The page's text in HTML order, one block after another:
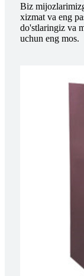
Biz
xizmat va eng
do'stlaringiz va
uchun eng mos.